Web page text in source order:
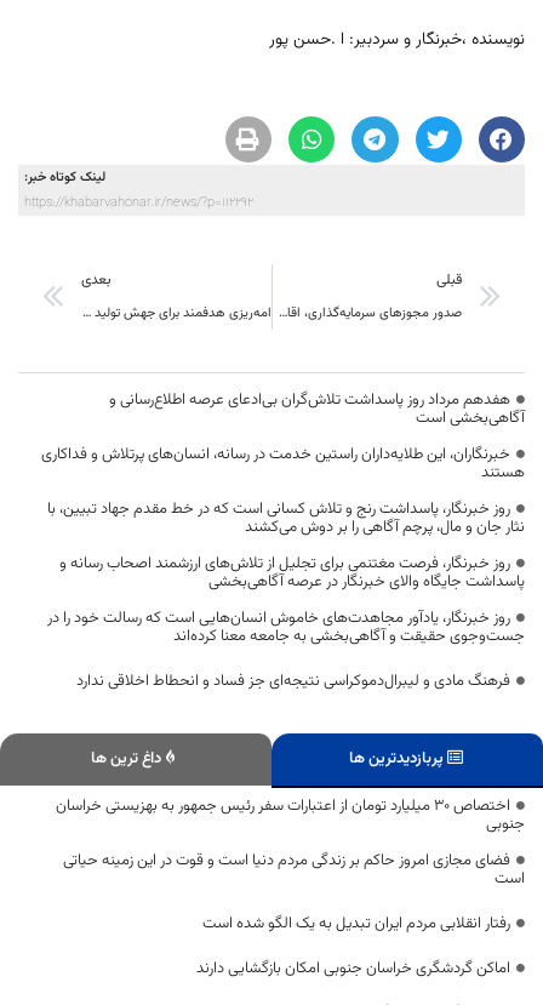
نویسنده ،خبرنگار و سردبیر: ا .حسن پور
لینک کوتاه خبر:
https://khabarvahonar.ir/news/?p=112292
قبلی
صدور مجوزهای سرمایه‌گذاری، اقامت و اشتغال برای اتباع افغانستان در کمترین زمان ممکن صورت می گیرد
بعدی
امه‌ریزی هدفمند برای جهش تولید انرژی‌های پاک در استان خراسان جنوبی
هفدهم مرداد روز پاسداشت تلاش‌گران بی‌ادعای عرصه اطلاع‌رسانی و
آگاهی‌بخشی است
خبرنگاران، این طلایه‌داران راستین خدمت در رسانه، انسان‌های پرتلاش و فداکاری
هستند
روز خبرنگار، پاسداشت رنج و تلاش کسانی است که در خط مقدم جهاد تبیین، با
نثار جان و مال، پرچم آگاهی را بر دوش می‌کشند
روز خبرنگار، فرصت مغتنمی برای تجلیل از تلاش‌های ارزشمند اصحاب رسانه و
پاسداشت جایگاه والای خبرنگار در عرصه آگاهی‌بخشی
روز خبرنگار، یادآور مجاهدت‌های خاموش انسان‌هایی است که رسالت خود را در
جست‌وجوی حقیقت و آگاهی‌بخشی به جامعه معنا کرده‌اند
فرهنگ مادی و لیبرال‌دموکراسی نتیجه‌ای جز فساد و انحطاط اخلاقی ندارد
پربازدیدترین ها
داغ ترین ها
اختصاص 30 میلیارد تومان از اعتبارات سفر رئیس جمهور به بهزیستی خراسان
جنوبی
فضای مجازی امروز حاکم بر زندگی مردم دنیا است و قوت در این زمینه حیاتی
است
رفتار انقلابی مردم ایران تبدیل به یک الگو شده است
اماکن گردشگری خراسان جنوبی امکان بازگشایی دارند